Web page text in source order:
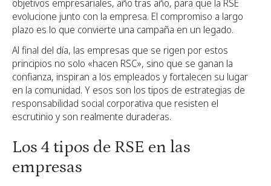
objetivos empresariales, año tras año, para que la RSE
evolucione junto con la empresa. El compromiso a largo
plazo es lo que convierte una campaña en un legado.
Al final del día, las empresas que se rigen por estos
principios no solo «hacen RSC», sino que se ganan la
confianza, inspiran a los empleados y fortalecen su lugar
en la comunidad. Y esos son los tipos de estrategias de
responsabilidad social corporativa que resisten el
escrutinio y son realmente duraderas.
Los 4 tipos de RSE en las
empresas